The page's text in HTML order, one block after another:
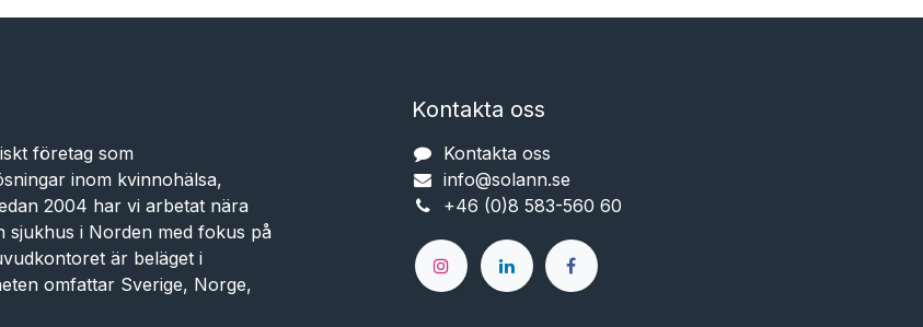
företag som
inom kvinnohälsa,
2004 har vi arbetat nära
sjukhus i Norden med fokus på
är beläget i
omfattar Sverige, Norge,
Kontakta oss
Kontakta oss
info@solann.se​​​​​​
+46 (0)8 583-560 60